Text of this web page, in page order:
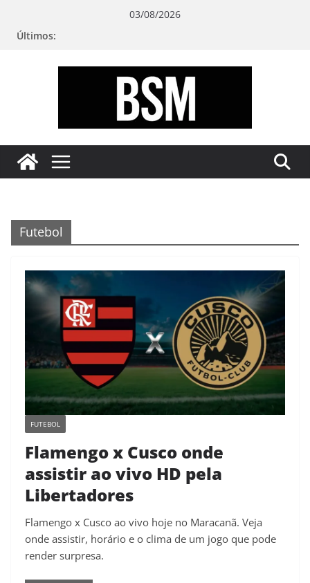
03/08/2026
Últimos:
sua
Mente
Futebol
FUTEBOL
Flamengo x Cusco onde
assistir ao vivo HD pela
Libertadores
Flamengo x Cusco ao vivo hoje no Maracanã. Veja
onde assistir, horário e o clima de um jogo que pode
render surpresa.